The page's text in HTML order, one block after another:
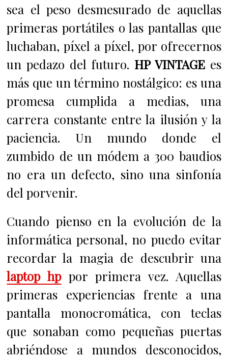
sea el peso desmesurado de aquellas
primeras portátiles o las pantallas que
luchaban, píxel a píxel, por ofrecernos
un pedazo del futuro. HP VINTAGEes
más que un término nostálgico: es una
promesa cumplida a medias, una
carrera constante entre la ilusión y la
paciencia. Un mundo donde el
zumbido de un módem a 300 baudios
no era un defecto, sino una sinfonía
del porvenir.
Cuando pienso en la evolución de la
informática personal, no puedo evitar
recordar la magia de descubrir una
laptop hppor primera vez. Aquellas
primeras experiencias frente a una
pantalla monocromática, con teclas
que sonaban como pequeñas puertas
abriéndose a mundos desconocidos,